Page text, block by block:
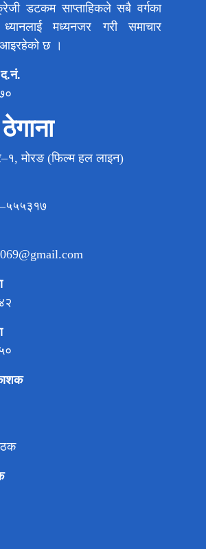
डटकम साप्ताहिकले सबै वर्गका
मध्यनजर गरी समाचार
आइरहेको छ ।
मोरङ (फिल्म हल लाइन)